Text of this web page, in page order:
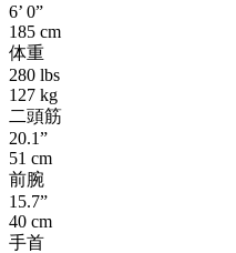
6’ 0”
185 cm
体重
280 lbs
127 kg
二頭筋
20.1”
51 cm
前腕
15.7”
40 cm
手首